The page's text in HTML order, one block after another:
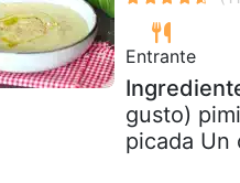
Entrante
gusto)
picada Un